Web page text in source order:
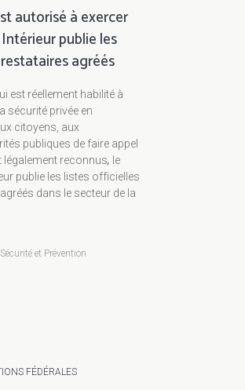
autorisé à exercer
publie les
agréés
est réellement habilité à
sécurité privée en
citoyens, aux
publiques de faire appel
légalement reconnus, le
publie les listes officielles
dans le secteur de la
et Prévention
FÉDÉRALES